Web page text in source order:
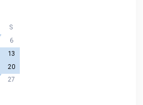
S
6
13
20
27